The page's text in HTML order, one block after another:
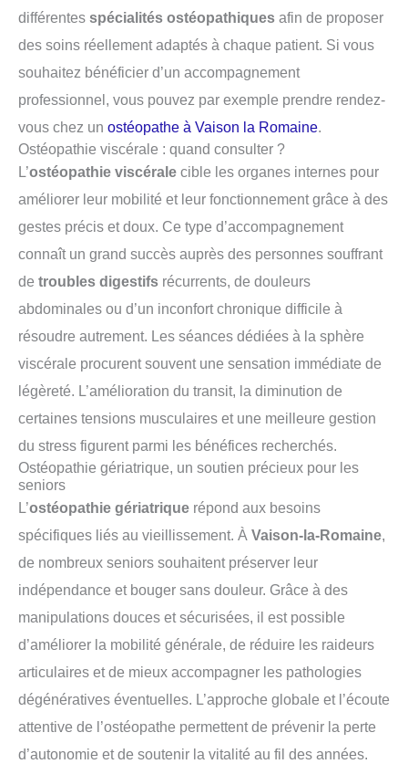
différentes spécialités ostéopathiques afin de proposer
des soins réellement adaptés à chaque patient. Si vous
souhaitez bénéficier d’un accompagnement
professionnel, vous pouvez par exemple prendre rendez-
vous chez un ostéopathe à Vaison la Romaine.
Ostéopathie viscérale : quand consulter ?
L’ostéopathie viscérale cible les organes internes pour
améliorer leur mobilité et leur fonctionnement grâce à des
gestes précis et doux. Ce type d’accompagnement
connaît un grand succès auprès des personnes souffrant
de troubles digestifs récurrents, de douleurs
abdominales ou d’un inconfort chronique difficile à
résoudre autrement. Les séances dédiées à la sphère
viscérale procurent souvent une sensation immédiate de
légèreté. L’amélioration du transit, la diminution de
certaines tensions musculaires et une meilleure gestion
du stress figurent parmi les bénéfices recherchés.
Ostéopathie gériatrique, un soutien précieux pour les
seniors
L’ostéopathie gériatrique répond aux besoins
spécifiques liés au vieillissement. À Vaison-la-Romaine,
de nombreux seniors souhaitent préserver leur
indépendance et bouger sans douleur. Grâce à des
manipulations douces et sécurisées, il est possible
d’améliorer la mobilité générale, de réduire les raideurs
articulaires et de mieux accompagner les pathologies
dégénératives éventuelles. L’approche globale et l’écoute
attentive de l’ostéopathe permettent de prévenir la perte
d’autonomie et de soutenir la vitalité au fil des années.